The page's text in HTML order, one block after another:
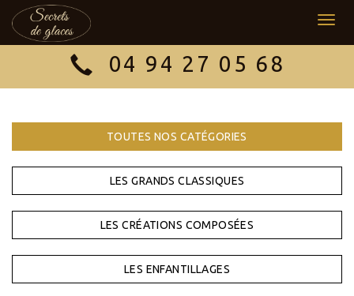
04 94 27 05 68
TOUTES NOS CATÉGORIES
LES GRANDS CLASSIQUES
LES CRÉATIONS COMPOSÉES
LES ENFANTILLAGES